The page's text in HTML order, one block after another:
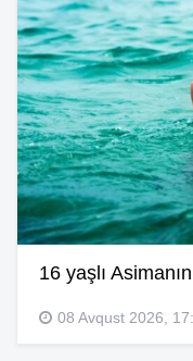
16 yaşlı
08 Avqust 2026,